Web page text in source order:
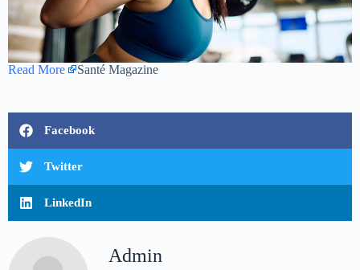
Read More Santé Magazine
Facebook
Twitter
LinkedIn
Admin